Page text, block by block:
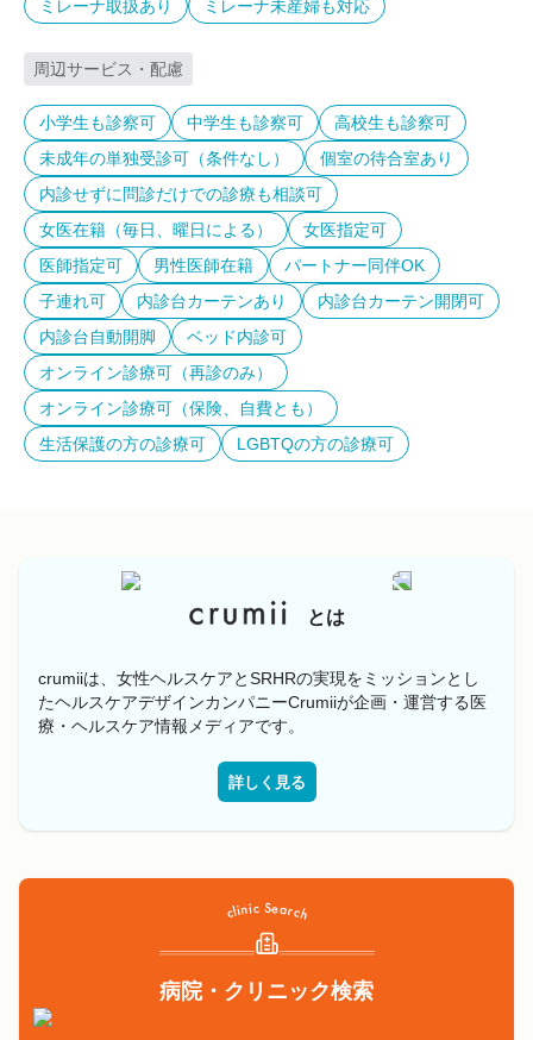
ミレーナ取扱あり ミレーナ未産婦も対応
周辺サービス・配慮
小学生も診察可 中学生も診察可
高校生も診察可
未成年の単独受診可（条件なし）
個室の待合室あり
内診せずに問診だけでの診療も相談可
女医在籍（毎日、曜日による）
女医指定可
医師指定可
男性医師在籍
パートナー同伴OK
子連れ可
内診台カーテンあり
内診台カーテン開閉可
内診台自動開脚
ベッド内診可
オンライン診療可（再診のみ）
オンライン診療可（保険、自費とも）
生活保護の方の診療可
LGBTQの方の診療可
とは
crumiiは、女性ヘルスケアとSRHRの実現をミッションとし
たヘルスケアデザインカンパニーCrumiiが企画・運営する医
療・ヘルスケア情報メディアです。
詳しく見る
病院・クリニック検索